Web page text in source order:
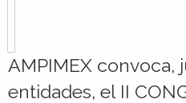
AMPIMEX convoca,
entidades, el II